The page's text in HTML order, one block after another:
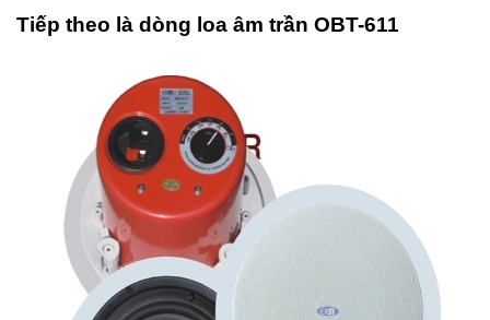
Tiếp theo là dòng loa âm trần OBT-611